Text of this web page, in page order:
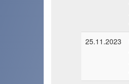
25.11.2023